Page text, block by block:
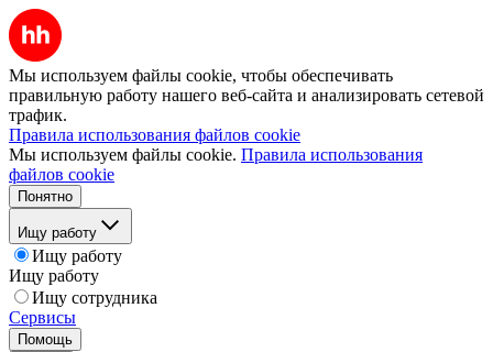
Мы используем файлы cookie, чтобы обеспечивать
правильную работу нашего веб-сайта и анализировать сетевой
трафик.
Правила использования файлов cookie
Мы используем файлы cookie. Правила использования
файлов cookie
Понятно
Ищу работу
Ищу работу
Ищу работу
Ищу сотрудника
Сервисы
Помощь